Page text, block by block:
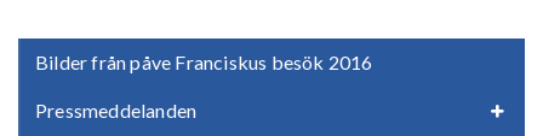
Bilder från påve Franciskus besök 2016
Pressmeddelanden